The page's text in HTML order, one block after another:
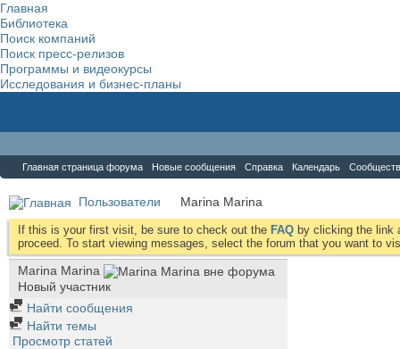
Главная
Библиотека
Поиск компаний
Поиск пресс-релизов
Программы и видеокурсы
Исследования и бизнес-планы
Главная страница форума Новые сообщения Справка Календарь
Пользователи Marina Marina
If this is your first visit, be sure to check out the FAQ by clicking the link
proceed. To start viewing messages, select the forum that you want to
Marina Marina
Новый участник
Найти сообщения
Найти темы
Просмотр статей